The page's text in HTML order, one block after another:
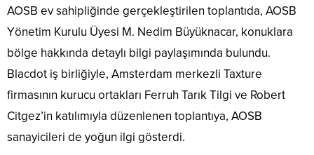
AOSB ev sahipliğinde gerçekleştirilen toplantıda, AOSB
Yönetim Kurulu Üyesi M. Nedim Büyüknacar, konuklara
bölge hakkında detaylı bilgi paylaşımında bulundu.
Blacdot iş birliğiyle, Amsterdam merkezli Taxture
firmasının kurucu ortakları Ferruh Tarık Tilgi ve Robert
Citgez’in katılımıyla düzenlenen toplantıya, AOSB
sanayicileri de yoğun ilgi gösterdi.